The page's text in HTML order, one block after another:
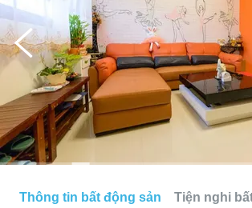
Thông tin bất động sản Tiện nghi